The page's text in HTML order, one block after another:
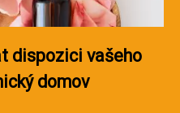
dispozici vašeho
domov